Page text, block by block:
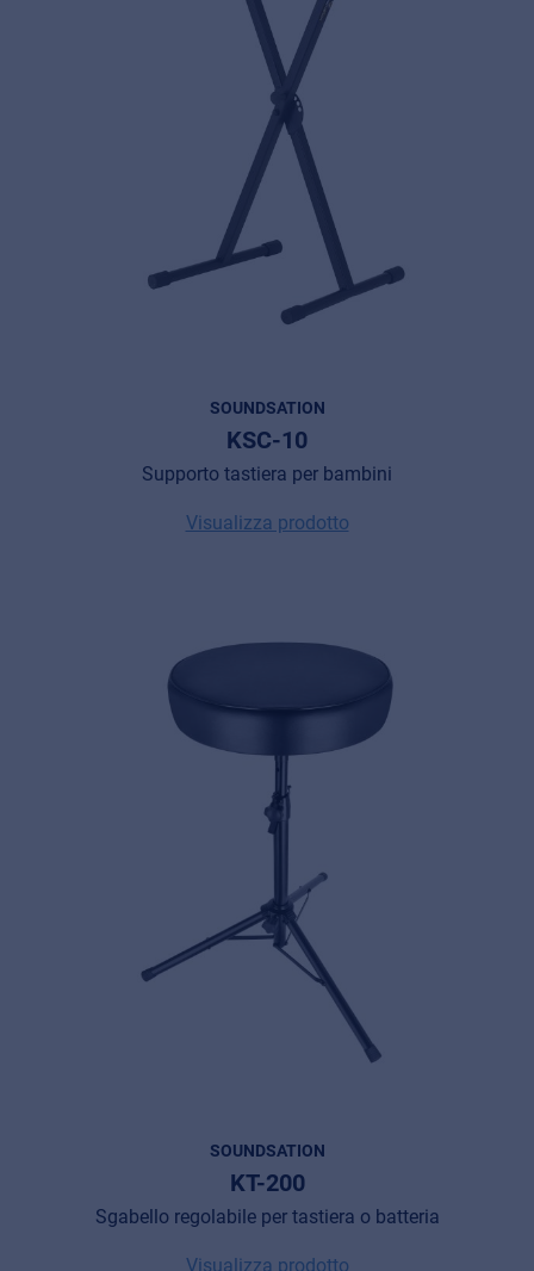
Pro AVL
Installers | Rental companies | System
SOUNDSATION
KSC-10
Supporto tastiera per bambini
Visualizza prodotto
SOUNDSATION
KT-200
Sgabello regolabile per tastiera o batteria
Visualizza prodotto